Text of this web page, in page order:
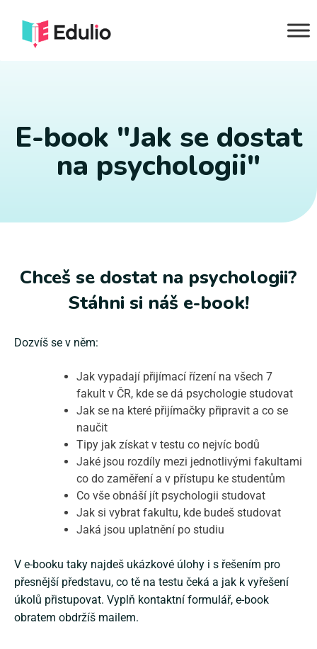
E-book "Jak se dostat
na psychologii"
Chceš se dostat na psychologii?
Stáhni si náš e-book!
Dozvíš se v něm:
Jak vypadají přijímací řízení na všech 7
fakult v ČR, kde se dá psychologie studovat
Jak se na které přijímačky připravit a co se
naučit
Tipy jak získat v testu co nejvíc bodů
Jaké jsou rozdíly mezi jednotlivými fakultami
co do zaměření a v přístupu ke studentům
Co vše obnáší jít psychologii studovat
Jak si vybrat fakultu, kde budeš studovat
Jaká jsou uplatnění po studiu
V e-booku taky najdeš ukázkové úlohy i s řešením pro
přesnější představu, co tě na testu čeká a jak k vyřešení
úkolů přistupovat. Vyplň kontaktní formulář, e-book
obratem obdržíš mailem.